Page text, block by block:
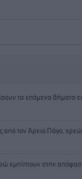
τα επόμενα βήματα
από τον Άρειο Πάγο,
εμπίπτουν στην